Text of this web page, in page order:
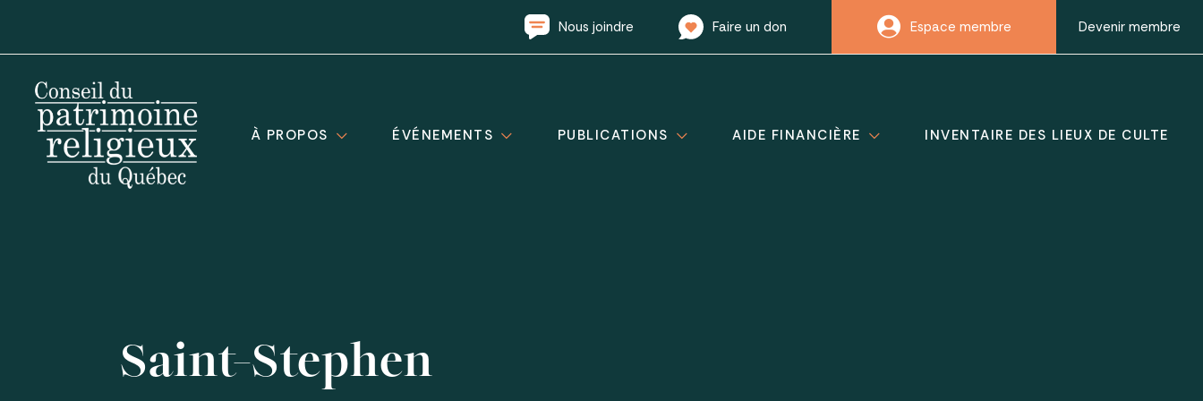
Nous joindre Faire un don Espace membre Devenir membre
À PROPOS ÉVÉNEMENTS PUBLICATIONS AIDE FINANCIÈRE INVENTAIRE DES LIEUX DE CULTE
Saint-Stephen